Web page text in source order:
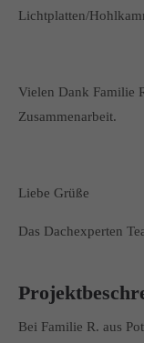
Lichtplatten/
Vielen Dank Familie
Zusammenarbeit.
Liebe Grüße
Das Dachexperten
Bei Familie R. aus